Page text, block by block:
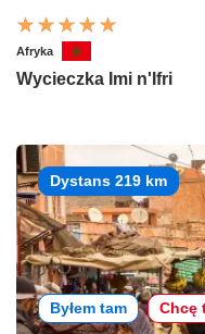
Afryka
Wycieczka Imi n'Ifri
Dystans 219 km
Byłem tam Chcę